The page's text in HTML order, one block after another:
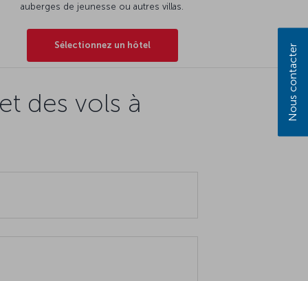
auberges de jeunesse ou autres villas.
Sélectionnez un hôtel
des vols à Nous contacter